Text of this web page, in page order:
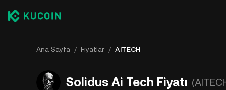
Ana Sayfa / Fiyatlar / AITECH
Solidus Ai Tech Fiyatı